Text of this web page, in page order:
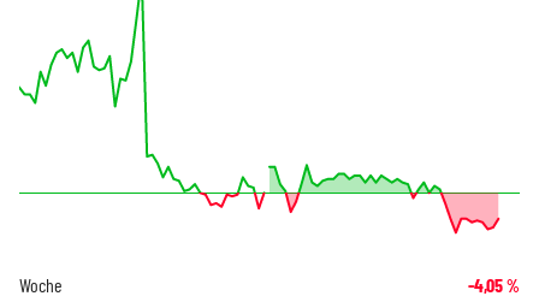
Woche -4,05%